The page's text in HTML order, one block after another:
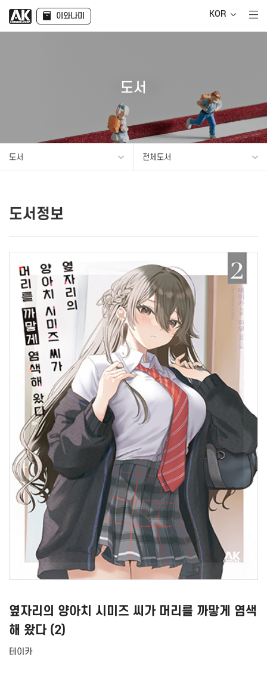
이와나미 KOR
도서
도서 전체도서
도서정보
옆자리의 양아치 시미즈 씨가 머리를 까맣게 염색
해 왔다 (2)
테이카